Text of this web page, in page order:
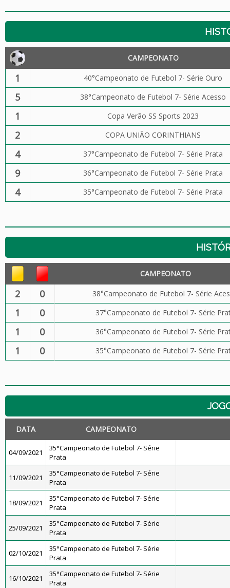
CAMPEONATO
1 40°Campeonato de Futebol 7- Série Ouro
5 38°Campeonato de Futebol 7- Série Acesso
1 Copa Verão SS Sports 2023
2 COPA UNIÃO CORINTHIANS
4 37°Campeonato de Futebol 7- Série Prata
9 36°Campeonato de Futebol 7- Série Prata
4 35°Campeonato de Futebol 7- Série Prata
CAMPEONATO
2 0 38°Campeonato de Futebol 7- Série
1 0 37°Campeonato de Futebol 7- Série
1 0 36°Campeonato de Futebol 7- Série
1 0 35°Campeonato de Futebol 7- Série
DATA CAMPEONATO
04/09/2021
35°Campeonato de Futebol 7- Série
Prata
11/09/2021
35°Campeonato de Futebol 7- Série
Prata
18/09/2021
35°Campeonato de Futebol 7- Série
Prata
25/09/2021
35°Campeonato de Futebol 7- Série
Prata
02/10/2021
35°Campeonato de Futebol 7- Série
Prata
16/10/2021
35°Campeonato de Futebol 7- Série
Prata